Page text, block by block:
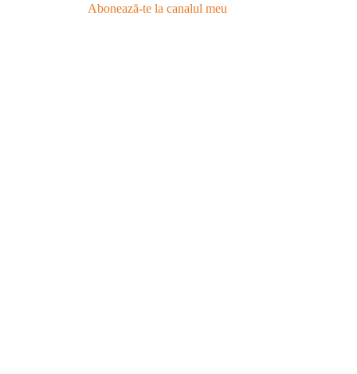
Abonează-te la canalul meu